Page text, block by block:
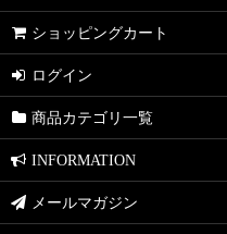
ショッピングカート
ログイン
商品カテゴリ一覧
INFORMATION
メールマガジン